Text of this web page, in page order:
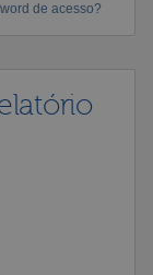
de acesso?